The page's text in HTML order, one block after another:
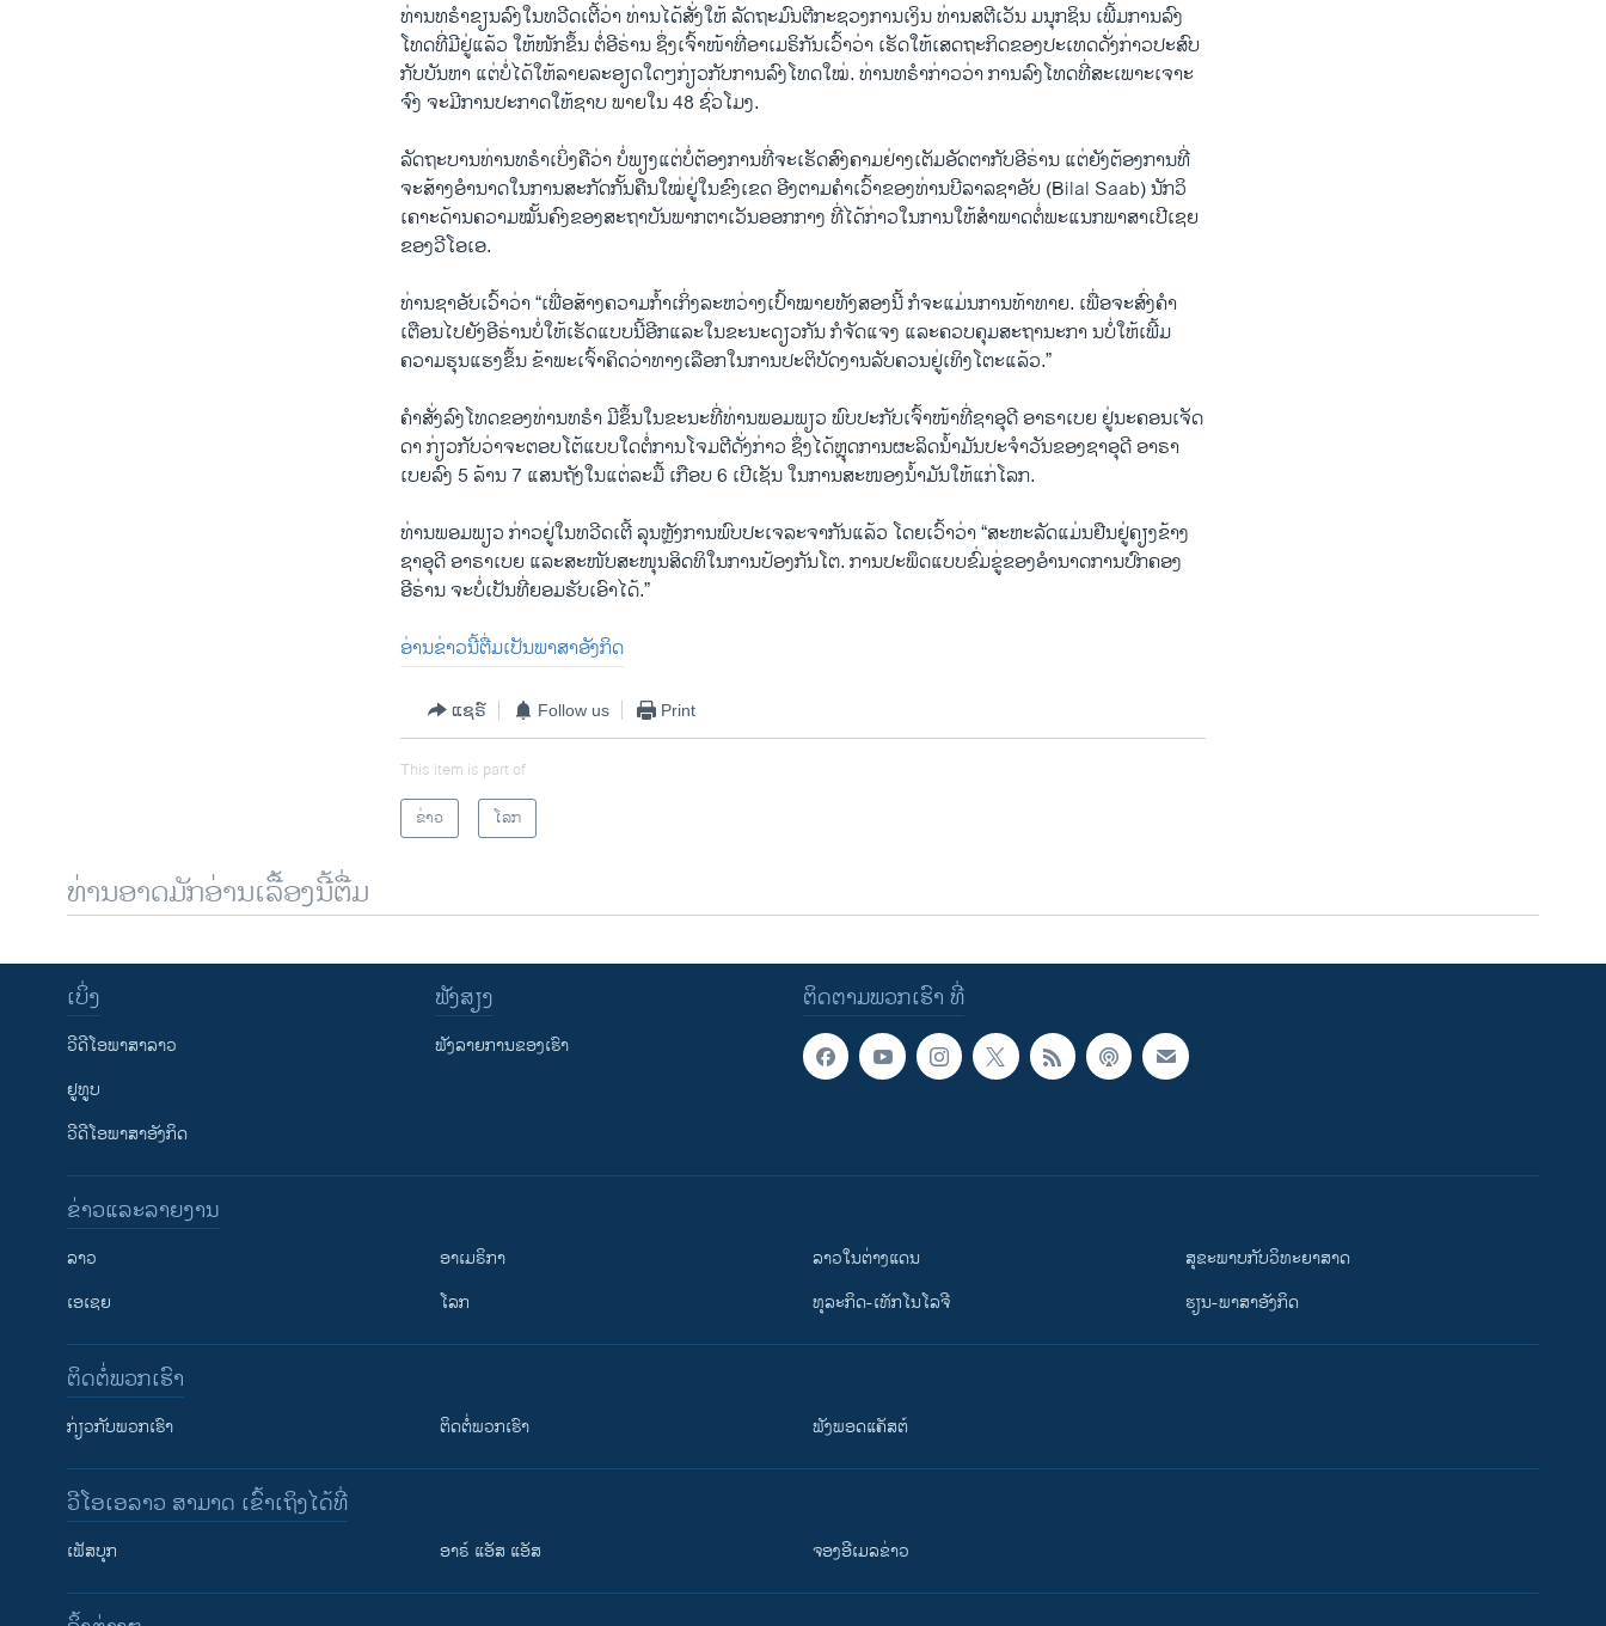
​ທ່ານ​ທ​ຣຳ​ຂຽນ​ລົງ​ໃນ​ທວີດ​ເຕີ້​ວ່າ ທ່ານ​ໄດ້​ສັ່ງ​ໃຫ້ ​ລັດ​ຖະ​ມົນ​ຕີ​ກະ​ຊວງ​ການ​ເງິນ ທ່ານ​ສ​ຕີ​ເວັນ ມ​ນຸກ​ຊິນ​ ເພີ້ມ​ການ​ລົງ​
ໂທດ​ທີ່​ມີ​ຢູ່​ແລ້ວ ໃຫ້​ໜັກ​ຂຶ້ນ​ ຕໍ່​ອີ​ຣ່ານ​ ຊຶ່ງ​ເຈົ້າ​ໜ້າ​ທີ່​ອາ​ເມ​ຣິ​ກັນເວົ້າ​ວ່າ ເຮັດ​ໃຫ້​ເສດ​ຖະ​ກິດ​ຂອງ​ປະ​ເທດ​ດັ່ງ​ກ່າວ​ປະ​ສົບ​
ກັບບັນ​ຫາ ແຕ່​ບໍ່​ໄດ້​ໃຫ້​ລາຍ​ລະ​ອຽດ​ໃດໆ​ກ່ຽວ​ກັບ​ການ​ລົງ​ໂທດ​ໃໝ່. ທ່ານ​ທ​ຣຳ​ກ່າວວ່າ ການ​ລົງ​ໂທດ​ທີ່​ສະ​ເພາະ​ເຈາະ​
ຈົງ ຈະ​ມີ​ການ​ປະ​ກາດ​ໃຫ້​ຊາບ ​ພາຍ​ໃນ 48 ຊົ່ວ​ໂມງ.
ລັ​ດ​ຖະ​ບານທ່ານ​ທ​ຣຳ​ເບິ່ງ​ຄື​ວ່າ ບໍ່ພຽງ​ແຕ່​ບໍ່ຕ້ອງ​ການທີ່ຈະ​ເຮັດ​ສົງ​ຄາມ​ຢ່າງ​ເຕັມ​ອັດ​ຕາ​ກັບ​ອີ​ຣ່ານ ແຕ່​ຍັງ​ຕ້ອງ​ການ​ທີ່​
ຈະ​ສ້າງ​ອຳ​ນາດ​ໃນ​ການ​ສະ​ກັດ​ກັ້ນ​ຄືນໃໝ່ຢູ່​ໃນ​ຂົງ​ເຂດ ອີງ​ຕາມ​ຄຳ​ເວົ້າ​ຂອງ​ທ່ານບີ​ລາ​ລຊາ​ອັ​ບ (Bilal Saab) ນັກ​ວິ​
ເຄາະ​ດ້ານ​ຄວາມ​ໝັ້ນ​ຄົງຂອງ​ສະ​ຖາ​ບັນ​ພາກ​ຕາ​ເວັນ​ອອກ​ກາງ ທີ່​ໄດ້​ກ່າວໃນ​ການ​ໃຫ້​ສຳ​ພາດ​ຕໍ່ພະແນກ​ພາ​ສາ​ເປີ​ເຊຍ
ຂອງ​ວີ​ໂອ​ເອ.
ທ່ານ​ຊາ​ອັບ​ເວົ້າ​ວ່າ “ເພື່ອ​ສ້າງ​ຄວາມ​ກ້ຳ​ເກິ່ງ​ລະ​ຫວ່າງ​ເປົ້າ​ໝາຍ​ທັງ​ສອງນີ້ ກໍ​ຈະ​ແມ່ນ​ການ​ທ້າ​ທາຍ. ເພື່ອ​ຈະ​ສົ່ງ​ຄຳ​
ເຕືອນ​ໄປ​ຍັງ​ອີ​ຣ່ານບໍ່​ໃຫ້​ເຮັດ​ແບບນີ້​ອີກແລະໃນ​ຂະ​ນະ​ດຽວ​ກັນ ກໍຈັດ​ແຈງ ​ແລະຄວບ​ຄຸມ​ສະ​ຖາ​ນະ​ກາ ນ​ບໍ່​ໃຫ້​ເພີ້ມ​
ຄວາມ​ຮຸນ​ແຮງ​ຂຶ້ນ ຂ້າ​ພະ​ເຈົ້າ​ຄິດ​ວ່າທາງ​ເລືອກ​ໃນ​ການ​ປະ​ຕິ​ບັດ​ງານ​ລັບ​ຄວນ​ຢູ່​ເທິງ​ໂຕະ​ແລ້ວ.”
​ຄຳ​ສັ່ງ​ລົງ​ໂທດ​ຂອງ​ທ່ານ​ທ​ຣຳ ມີ​ຂຶ້ນ​ໃນ​ຂະ​ນະ​ທີ່​ທ່ານພອມ​ພຽວ ​ພົບ​ປະ​ກັບ​ເຈົ້າ​ໜ້​າ​ທີ່​ຊາ​ອຸ​ດີ ອາ​ຣາ​ເບຍ ຢູ່​ນະ​ຄອນ​ເຈັດ​
ດາ ກ່ຽວ​ກັບ​ວ່າ​ຈະ​ຕອບ​ໂຕ້​ແບບ​ໃດ​ຕໍ່ການ​ໂຈມ​ຕີ​ດັ່ງ​ກ່າວ ຊຶ່ງ​ໄດ້​ຫຼຸດ​ການ​ຜະ​ລິດ​ນ້ຳ​ມັນ​ປະ​ຈຳ​ວັນ​ຂອງ​ຊາ​ອຸ​ດີ ອາ​ຣາ​
ເບຍລົງ 5 ລ້ານ 7 ແສນ​ຖັງ​ໃນ​ແຕ່​ລະ​ມື້ ເກືອບ 6 ເປີ​ເຊັນ ​ໃນ​ການ​ສະ​ໜອງ​ນ້ຳ​ມັນ​ໃຫ້​ແກ່​ໂລກ.
ທ່ານພອມ​ພຽວ ກ່າວຢູ່​ໃນ​ທວີດ​ເຕີ້​ ລຸນ​ຫຼັງ​ການ​ພົບ​ປະ​ເຈ​ລະ​ຈາ​ກັນ​ແລ້ວ ໂດຍ​ເວົ້າ​ວ່າ “ສະ​ຫະ​ລັດ​ແມ່ນ​ຢືນ​ຢູ່​ຄຽງ​ຂ້າງ​
ຊາ​ອຸ​ດີ ອາ​ຣາ​ເບຍ ແລະ​ສະ​ໜັບ​ສະ​ໜຸນສິດ​ທິ​ໃນ​ການ​ປ້ອງ​ກັນ​ໂຕ. ການ​ປະ​ພຶດ​ແບບ​ຂົ່ມ​ຂູ່​ຂອງ​ອຳ​ນາດ​ການ​ປົກ​ຄອງ​
ອີຣ່ານ ຈະ​ບໍ່​ເປັນ​ທີ່ຍອມ​ຮັບ​ເອົາ​ໄດ້.”
ອ່ານ​ຂ່າວນີ້​ຕື່ມ​ເປັນ​ພາ​ສາ​ອັງ​ກິດ
ແຊຣ໌ Follow us Print
This item is part of
ຂ່າວ
ໂລກ
ທ່ານອາດມັກອ່ານເລື້ອງນີ້ຕື່ມ
ຕິດຕາມພວກເຮົາ ທີ່
ເບິ່ງ
ວີດີໂອພາສາລາວ
ຢູທູບ
ວີດີໂອພາສາອັງກິດ
ຟັງສຽງ
ຟັງລາຍການຂອງເຮົາ
ຂ່າວແລະລາຍງານ
ລາວ
ເອເຊຍ
ອາເມຣິກາ
ໂລກ
ລາວໃນຕ່າງແດນ
ທຸລະກິດ-ເທັກໂນໂລຈີ
ສຸຂະພາບກັບວິທະຍາສາດ
ຮຽນ-ພາສາອັງກິດ
ຕິດຕໍ່ພວກເຮົາ
ກ່ຽວກັບພວກເຮົາ ຕິດຕໍ່ພວກເຮົາ ຟັງພອດແຄັສຕ໌
ວີໂອເອລາວ ສາມາດ ເຂົ້າເຖິງໄດ້ທີ່
ເຟັສບຸກ ອາຣ໌ ແອັສ ແອັສ ຈອງອີເມລຂ່າວ